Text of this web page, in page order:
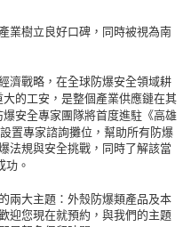
業樹立良好口碑，同時被視為南
濟戰略，在全球防爆安全領域耕
大的工安，是整個產業供應鏈在其
爆安全專家團隊將首度進駐《高雄
設置專家諮詢攤位，幫助所有防爆
法規與安全挑戰，同時了解該當
功。
兩大主題：外殼防爆類產品及本
迎您現在就預約，與我們的主題